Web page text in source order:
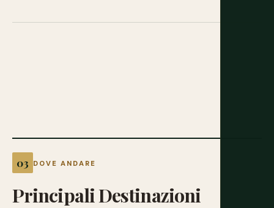
DOVE ANDARE
PrincipaliDestinazioni